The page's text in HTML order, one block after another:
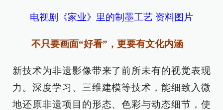
电视剧《家业》里的制墨工艺 资料图片
不只要画面“好看”，更要有文化内涵
新技术为非遗影像带来了前所未有的视觉表现
力。深度学习、三维建模等技术，能细致入微
地还原非遗项目的形态、色彩与动态细节，使